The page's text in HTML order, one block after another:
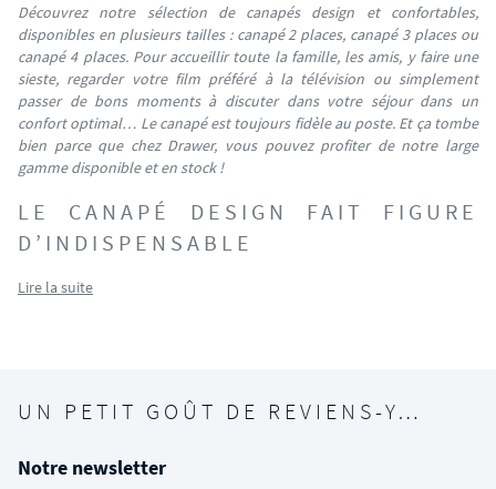
Découvrez notre sélection de canapés design et confortables,
disponibles en plusieurs tailles : canapé 2 places, canapé 3 places ou
canapé 4 places. Pour accueillir toute la famille, les amis, y faire une
sieste, regarder votre film préféré à la télévision ou simplement
passer de bons moments à discuter dans votre séjour dans un
confort optimal… Le canapé est toujours fidèle au poste. Et ça tombe
bien parce que chez Drawer, vous pouvez profiter de notre large
gamme disponible et en stock !
LE CANAPÉ DESIGN FAIT FIGURE
D’INDISPENSABLE
Lire la suite
UN PETIT GOÛT DE REVIENS-Y…
Notre newsletter